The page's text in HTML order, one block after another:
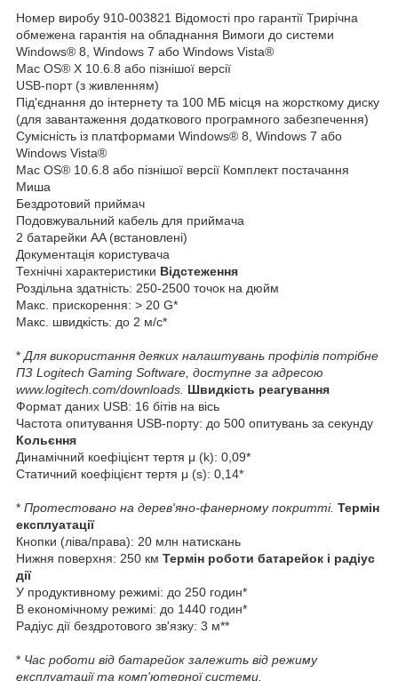
Номер виробу 910-003821 Відомості про гарантії Трирічна
обмежена гарантія на обладнання Вимоги до системи
Windows® 8, Windows 7 або Windows Vista®
Mac OS® X 10.6.8 або пізнішої версії
USB-порт (з живленням)
Під'єднання до інтернету та 100 МБ місця на жорсткому диску
(для завантаження додаткового програмного забезпечення)
Сумісність із платформами Windows® 8, Windows 7 або
Windows Vista®
Mac OS® 10.6.8 або пізнішої версії Комплект постачання
Миша
Бездротовий приймач
Подовжувальний кабель для приймача
2 батарейки AA (встановлені)
Документація користувача
Технічні характеристики Відстеження
Роздільна здатність: 250-2500 точок на дюйм
Макс. прискорення: > 20 G*
Макс. швидкість: до 2 м/с*
*Для використання деяких налаштувань профілів потрібне
ПЗ Logitech Gaming Software, доступне за адресою
www.logitech.com/downloads. Швидкість реагування
Формат даних USB: 16 бітів на вісь
Частота опитування USB-порту: до 500 опитувань за секунду
Кольєння
Динамічний коефіцієнт тертя μ (k): 0,09*
Статичний коефіцієнт тертя μ (s): 0,14*
* Протестовано на дерев'яно-фанерному покритті. Термін
експлуатації
Кнопки (ліва/права): 20 млн натискань
Нижня поверхня: 250 км Термін роботи батарейок і радіус
дії
У продуктивному режимі: до 250 годин*
В економічному режимі: до 1440 годин*
Радіус дії бездротового зв'язку: 3 м**
* Час роботи від батарейок залежить від режиму
експлуатації та комп'ютерної системи.